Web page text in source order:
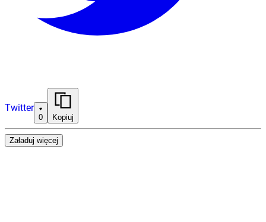
Twitter
0 Kopiuj
Załaduj więcej